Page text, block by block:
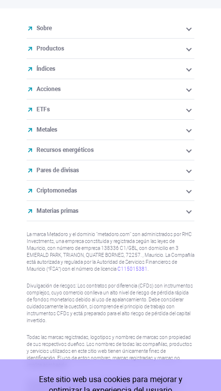
Sobre
Productos
Índices
Acciones
ETFs
Metales
Recursos energéticos
Pares de divisas
Criptomonedas
Materias primas
La marca Metadoro y el dominio "metadoro.com" son administrados por RHC
Investments, una empresa constituida y registrada según las leyes de
Mauricio, con número de empresa 138336 C1/GBL, con domicilio en 3
EMERALD PARK, TRIANON, QUATRE BORNES, 72257. , Mauricio. La Compañía
está autorizada y regulada por la Autoridad de Servicios Financieros de
Mauricio (“FSA”) con el número de licenciaC115015381 .
Divulgación de riesgos: Los contratos por diferencia (CFDs) son instrumentos
complejos, cuyo comercio conlleva un alto nivel de riesgo de pérdida rápida
de fondos monetarios debido al uso de apalancamiento. Debe considerar
cuidadosamente la cuestión, si comprende el principio de trabajo con
instrumentos CFDs y está preparado para el alto riesgo de pérdida del capital
invertido.
Todas las marcas registradas, logotipos y nombres de marcas son propiedad
de sus respectivos dueños. Los nombres de todas las compañías, productos
y servicios utilizados en este sitio web tienen únicamente fines de
identificación. El uso de estos nombres, marcas registradas y marcas no
La información de este sitio no está dirigida a residentes de ningún país o
jurisdicción donde dicha distribución o uso sea contrario a las leyes o
Este sitio web usa cookies para mejorar y